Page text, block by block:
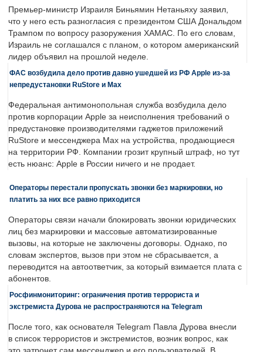
Премьер-министр Израиля Биньямин Нетаньяху заявил,
что у него есть разногласия с президентом США Дональдом
Трампом по вопросу разоружения ХАМАС. По его словам,
Израиль не соглашался с планом, о котором американский
лидер объявил на прошлой неделе.
ФАС возбудила дело против давно ушедшей из РФ Apple из-за
непредустановки RuStore и Max
Федеральная антимонопольная служба возбудила дело
против корпорации Apple за неисполнения требований о
предустановке производителями гаджетов приложений
RuStore и мессенджера Max на устройства, продающиеся
на территории РФ. Компании грозит крупный штраф, но тут
есть нюанс: Apple в России ничего и не продает.
Операторы перестали пропускать звонки без маркировки, но
платить за них все равно приходится
Операторы связи начали блокировать звонки юридических
лиц без маркировки и массовые автоматизированные
вызовы, на которые не заключены договоры. Однако, по
словам экспертов, вызов при этом не сбрасывается, а
переводится на автоответчик, за который взимается плата с
абонентов.
Росфинмониторинг: ограничения против террориста и
экстремиста Дурова не распространяются на Telegram
После того, как основателя Telegram Павла Дурова внесли
в список террористов и экстремистов, возник вопрос, как